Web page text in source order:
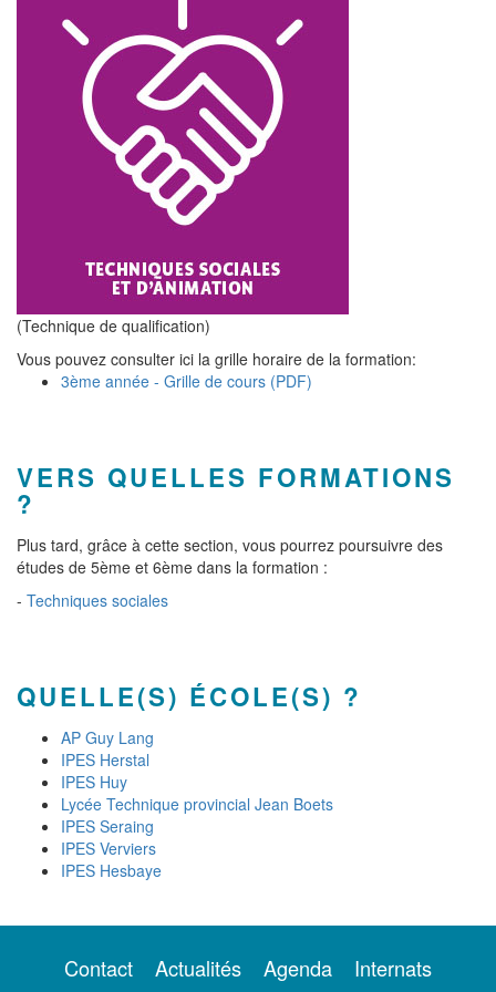
(Technique de qualification)
Vous pouvez consulter ici la grille horaire de la formation:
3ème année - Grille de cours (PDF)
VERS QUELLES FORMATIONS
?
Plus tard, grâce à cette section, vous pourrez poursuivre des
études de 5ème et 6ème dans la formation :
- Techniques sociales
QUELLE(S) ÉCOLE(S) ?
AP Guy Lang
IPES Herstal
IPES Huy
Lycée Technique provincial Jean Boets
IPES Seraing
IPES Verviers
IPES Hesbaye
Contact Actualités Agenda Internats